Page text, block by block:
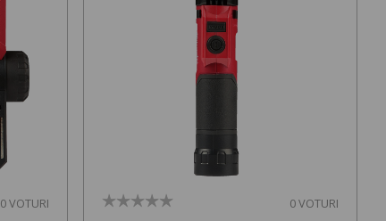
0 VOTURI 0 VOTURI